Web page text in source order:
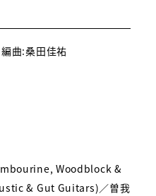
曲:桑田佳祐
Woodblock &
& Gut Guitars)／曽我